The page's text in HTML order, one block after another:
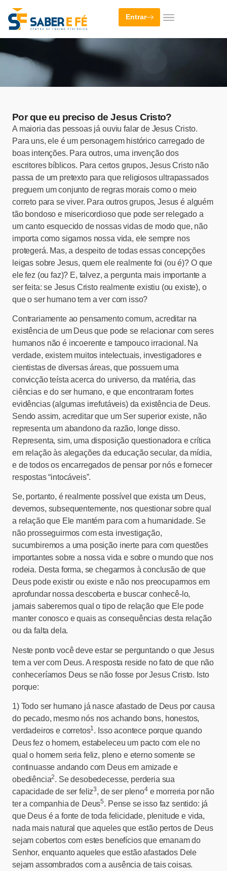
Entrar
Por que eu preciso de Jesus Cristo?
A maioria das pessoas já ouviu falar de Jesus Cristo.
Para uns, ele é um personagem histórico carregado de
boas intenções. Para outros, uma invenção dos
escritores bíblicos. Para certos grupos, Jesus Cristo não
passa de um pretexto para que religiosos ultrapassados
preguem um conjunto de regras morais como o meio
correto para se viver. Para outros grupos, Jesus é alguém
tão bondoso e misericordioso que pode ser relegado a
um canto esquecido de nossas vidas de modo que, não
importa como sigamos nossa vida, ele sempre nos
protegerá. Mas, a despeito de todas essas concepções
leigas sobre Jesus, quem ele realmente foi (ou é)? O que
ele fez (ou faz)? E, talvez, a pergunta mais importante a
ser feita: se Jesus Cristo realmente existiu (ou existe), o
que o ser humano tem a ver com isso?
Contrariamente ao pensamento comum, acreditar na
existência de um Deus que pode se relacionar com seres
humanos não é incoerente e tampouco irracional. Na
verdade, existem muitos intelectuais, investigadores e
cientistas de diversas áreas, que possuem uma
convicção teísta acerca do universo, da matéria, das
ciências e do ser humano, e que encontraram fortes
evidências (algumas irrefutáveis) da existência de Deus.
Sendo assim, acreditar que um Ser superior existe, não
representa um abandono da razão, longe disso.
Representa, sim, uma disposição questionadora e crítica
em relação às alegações da educação secular, da mídia,
e de todos os encarregados de pensar por nós e fornecer
respostas “intocáveis”.
Se, portanto, é realmente possível que exista um Deus,
devemos, subsequentemente, nos questionar sobre qual
a relação que Ele mantém para com a humanidade. Se
não prosseguirmos com esta investigação,
sucumbiremos a uma posição inerte para com questões
importantes sobre a nossa vida e sobre o mundo que nos
rodeia. Desta forma, se chegarmos à conclusão de que
Deus pode existir ou existe e não nos preocuparmos em
aprofundar nossa descoberta e buscar conhecê-lo,
jamais saberemos qual o tipo de relação que Ele pode
manter conosco e quais as consequências desta relação
ou da falta dela.
Neste ponto você deve estar se perguntando o que Jesus
tem a ver com Deus. A resposta reside no fato de que não
conheceríamos Deus se não fosse por Jesus Cristo. Isto
porque:
1)Todo ser humano já nasce afastado de Deus por causa
do pecado, mesmo nós nos achando bons, honestos,
verdadeiros e corretos1. Isso acontece porque quando
Deus fez o homem, estabeleceu um pacto com ele no
qual o homem seria feliz, pleno e eterno somente se
continuasse andando com Deus em amizade e
obediência2. Se desobedecesse, perderia sua
capacidade de ser feliz3, de ser pleno4e morreria por não
ter a companhia de Deus5. Pense se isso faz sentido: já
que Deus é a fonte de toda felicidade, plenitude e vida,
nada mais natural que aqueles que estão pertos de Deus
sejam cobertos com estes benefícios que emanam do
Senhor, enquanto aqueles que estão afastados Dele
sejam assombrados com a ausência de tais coisas.